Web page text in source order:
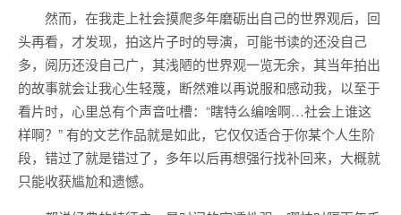
然而，在我走上社会摸爬多年磨砺出自己的世界观后，回
头再看，才发现，拍这片子时的导演，可能书读的还没自己
多，阅历还没自己广，其浅陋的世界观一览无余，其当年拍出
的故事就会让我心生轻蔑，断然难以再说服和感动我，以至于
看片时，心里总有个声音吐槽：“瞎特么编啥啊…社会上谁这
样啊？” 有的文艺作品就是如此，它仅仅适合于你某个人生阶
段，错过了就是错过了，多年以后再想强行找补回来，大概就
只能收获尴尬和遗憾。